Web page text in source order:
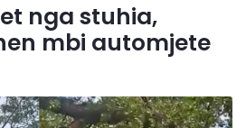
nga stuhia,
mbi automjete